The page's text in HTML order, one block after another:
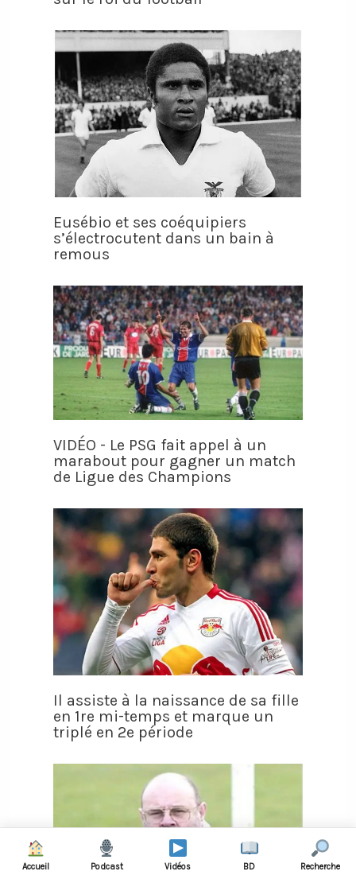
Eusébio et ses coéquipiers
s’électrocutent dans un bain à
remous
VIDÉO - Le PSG fait appel à un
marabout pour gagner un match
de Ligue des Champions
Il assiste à la naissance de sa fille
en 1re mi-temps et marque un
triplé en 2e période
Accueil Podcast Vidéos BD Recherche